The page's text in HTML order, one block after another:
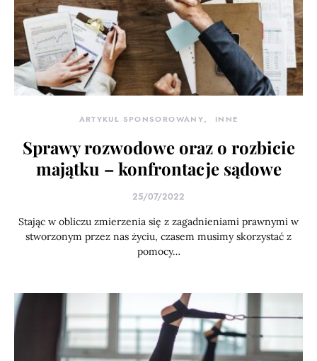
ARTYKUŁ SPONSOROWANY INNE
Sprawy rozwodowe oraz o rozbicie
majątku – konfrontacje sądowe
25/07/2022
Stając w obliczu zmierzenia się z zagadnieniami prawnymi w
stworzonym przez nas życiu, czasem musimy skorzystać z
pomocy…